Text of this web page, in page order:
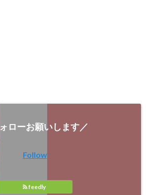
ローお願いします／
Follow
feedly